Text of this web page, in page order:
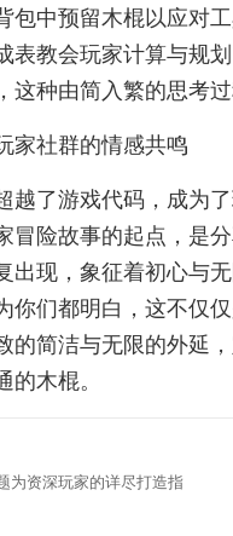
包中预留木棍以应对
表教会玩家计算与规
这种由简入繁的思考
家社群的情感共鸣
越了游戏代码，成为
冒险故事的起点，是
出现，象征着初心与
你们都明白，这不仅
的简洁与无限的外延
木棍。
为资深玩家的详尽打造指